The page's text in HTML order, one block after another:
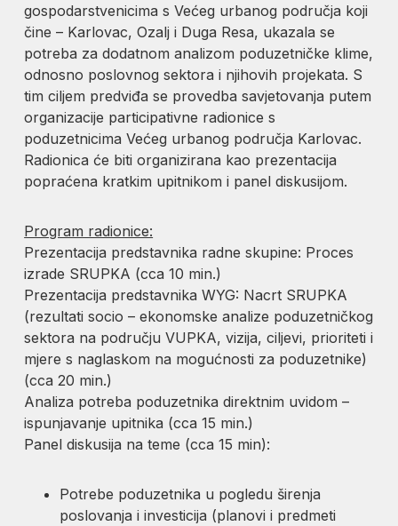
gospodarstvenicima s Većeg urbanog područja koji
čine – Karlovac, Ozalj i Duga Resa, ukazala se
potreba za dodatnom analizom poduzetničke klime,
odnosno poslovnog sektora i njihovih projekata. S
tim ciljem predviđa se provedba savjetovanja putem
organizacije participativne radionice s
poduzetnicima Većeg urbanog područja Karlovac.
Radionica će biti organizirana kao prezentacija
popraćena kratkim upitnikom i panel diskusijom.
Program radionice:
Prezentacija predstavnika radne skupine: Proces
izrade SRUPKA (cca 10 min.)
Prezentacija predstavnika WYG: Nacrt SRUPKA
(rezultati socio – ekonomske analize poduzetničkog
sektora na području VUPKA, vizija, ciljevi, prioriteti i
mjere s naglaskom na mogućnosti za poduzetnike)
(cca 20 min.)
Analiza potreba poduzetnika direktnim uvidom –
ispunjavanje upitnika (cca 15 min.)
Panel diskusija na teme (cca 15 min):
Potrebe poduzetnika u pogledu širenja
poslovanja i investicija (planovi i predmeti